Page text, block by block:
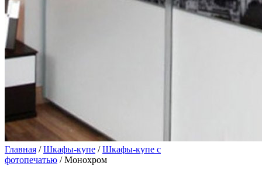
Главная /Шкафы-купе /Шкафы-купе с
фотопечатью / Монохром